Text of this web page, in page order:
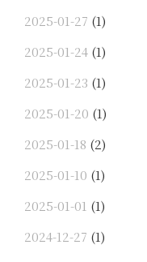
2025-01-27 (1)
2025-01-24 (1)
2025-01-23 (1)
2025-01-20 (1)
2025-01-18 (2)
2025-01-10 (1)
2025-01-01 (1)
2024-12-27 (1)